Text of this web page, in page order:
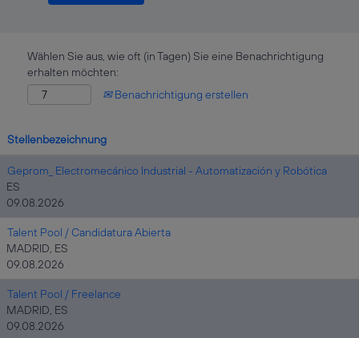
Wählen Sie aus, wie oft (in Tagen) Sie eine Benachrichtigung
erhalten möchten:
Benachrichtigung erstellen
Stellenbezeichnung
Geprom_ Electromecánico Industrial - Automatización y Robótica
ES
09.08.2026
Talent Pool / Candidatura Abierta
MADRID, ES
09.08.2026
Talent Pool / Freelance
MADRID, ES
09.08.2026